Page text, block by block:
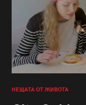
НЕЩАТА ОТ ЖИВОТА